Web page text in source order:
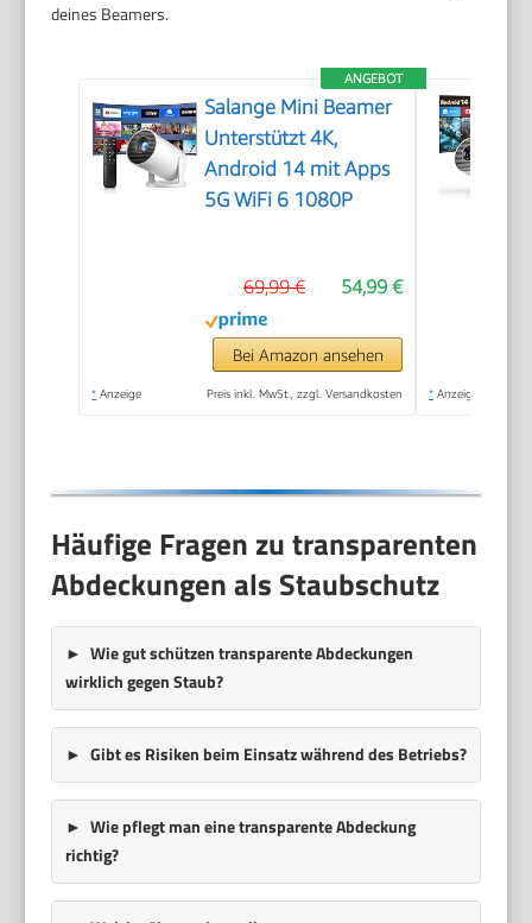
deines Beamers.
ANGEBOT
Salange Mini Beamer
Unterstützt 4K,
Android 14 mit Apps
5G WiFi 6 1080P
54,99 €
69,99 €
Bei Amazon ansehen
* Anzeige Preis inkl. MwSt., zzgl. Versandkosten * Anzeige
Häufige Fragen zu transparenten
Abdeckungen als Staubschutz
Wie gut schützen transparente Abdeckungen
wirklich gegen Staub?
Gibt es Risiken beim Einsatz während des Betriebs?
Wie pflegt man eine transparente Abdeckung
richtig?